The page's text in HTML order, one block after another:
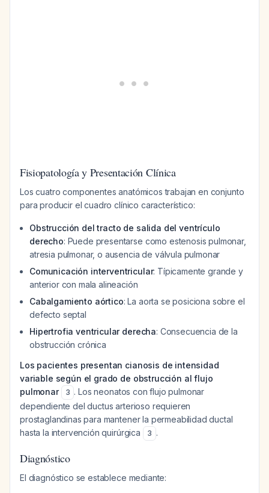
Fisiopatología y Presentación Clínica
Los cuatro componentes anatómicos trabajan en conjunto
para producir el cuadro clínico característico:
Obstrucción del tracto de salida del ventrículo
derecho: Puede presentarse como estenosis pulmonar,
atresia pulmonar, o ausencia de válvula pulmonar
Comunicación interventricular: Típicamente grande y
anterior con mala alineación
Cabalgamiento aórtico: La aorta se posiciona sobre el
defecto septal
Hipertrofia ventricular derecha: Consecuencia de la
obstrucción crónica
Los pacientes presentan cianosis de intensidad
variable según el grado de obstrucción al flujo
pulmonar
3 . Los neonatos con flujo pulmonar
dependiente del ductus arterioso requieren
prostaglandinas para mantener la permeabilidad ductal
hasta la intervención quirúrgica
3 .
Diagnóstico
El diagnóstico se establece mediante: